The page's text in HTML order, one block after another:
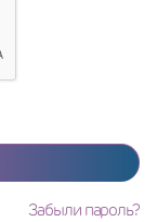
Забыли пароль?